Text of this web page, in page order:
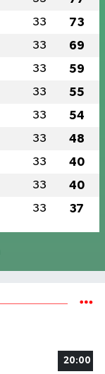
33 73
33 69
33 59
33 55
33 54
33 48
33 40
33 40
33 37
20:00